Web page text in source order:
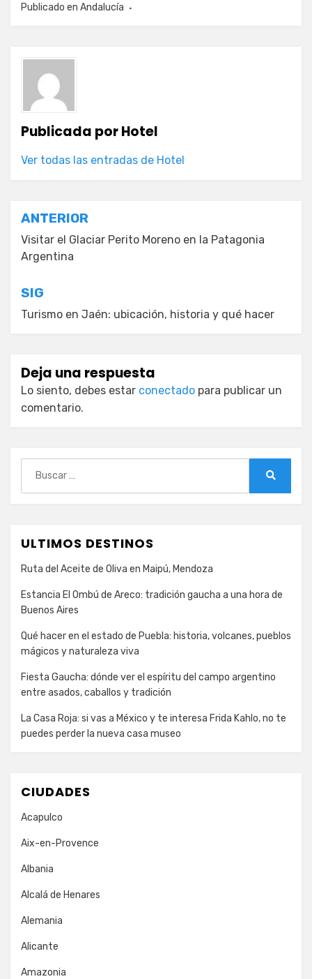
Publicado en Andalucía
Publicada porHotel
Ver todas las entradas de Hotel
Navegación
de
entradas
ANTERIOR
Visitar el Glaciar Perito Moreno en la Patagonia
Argentina
SIG
Turismo en Jaén: ubicación, historia y qué hacer
Deja una respuesta
Lo siento, debes estar conectado para publicar un
comentario.
ULTIMOS DESTINOS
Ruta del Aceite de Oliva en Maipú, Mendoza
Estancia El Ombú de Areco: tradición gaucha a una hora de
Buenos Aires
Qué hacer en el estado de Puebla: historia, volcanes, pueblos
mágicos y naturaleza viva
Fiesta Gaucha: dónde ver el espíritu del campo argentino
entre asados, caballos y tradición
La Casa Roja: si vas a México y te interesa Frida Kahlo, no te
puedes perder la nueva casa museo
CIUDADES
Acapulco
Aix-en-Provence
Albania
Alcalá de Henares
Alemania
Alicante
Amazonia